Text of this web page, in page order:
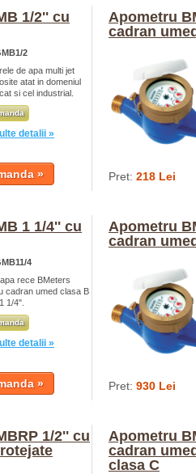
1/2'' cu
2
de apa multi jet
atat in domeniul
si cel industrial.
detalii »
Apometru
cadran
Pret: 218 Lei
1 1/4'' cu
4
rece BMeters
cadran umed clasa B
1/4".
detalii »
Apometru
cadran
Pret: 930 Lei
1/2'' cu
Apometru
cadran
clasa C